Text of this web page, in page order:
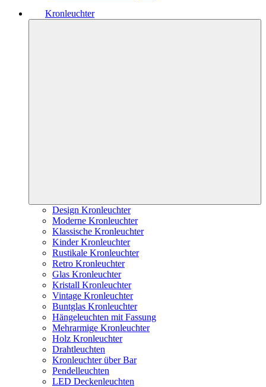
Kronleuchter
Design Kronleuchter
Moderne Kronleuchter
Klassische Kronleuchter
Kinder Kronleuchter
Rustikale Kronleuchter
Retro Kronleuchter
Glas Kronleuchter
Kristall Kronleuchter
Vintage Kronleuchter
Buntglas Kronleuchter
Hängeleuchten mit Fassung
Mehrarmige Kronleuchter
Holz Kronleuchter
Drahtleuchten
Kronleuchter über Bar
Pendelleuchten
LED Deckenleuchten